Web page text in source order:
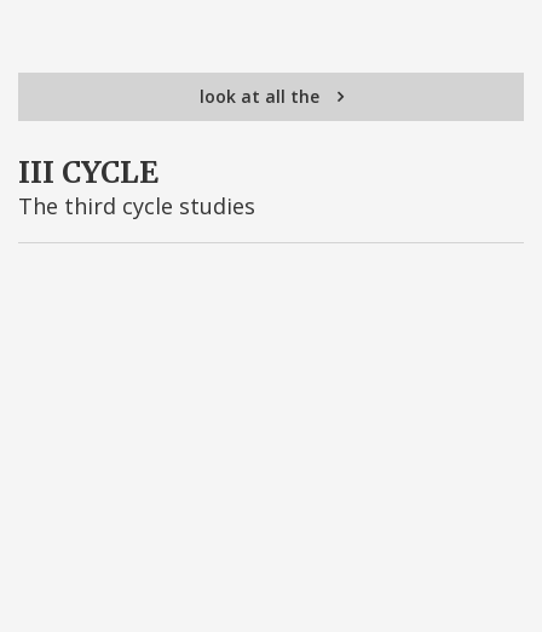
look at all the
III CYCLE
The third cycle studies